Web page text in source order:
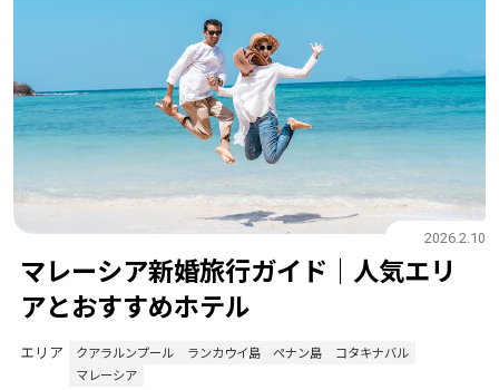
マレーシア新婚旅行ガイド｜人気エリ
アとおすすめホテル
2026.2.10
エリア クアラルンプール ランカウイ島 ペナン島
コタキナバル
マレーシア